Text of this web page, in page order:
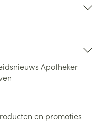
Apotheker
en promoties